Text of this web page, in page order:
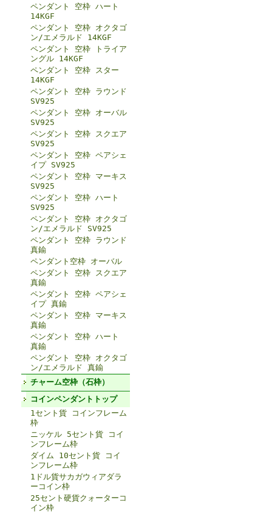
ペンダント 空枠 ハート
14KGF
ペンダント 空枠 オクタゴ
ン/エメラルド 14KGF
ペンダント 空枠 トライア
ングル 14KGF
ペンダント 空枠 スター
14KGF
ペンダント 空枠 ラウンド
SV925
ペンダント 空枠 オーバル
SV925
ペンダント 空枠 スクエア
SV925
ペンダント 空枠 ペアシェ
イプ SV925
ペンダント 空枠 マーキス
SV925
ペンダント 空枠 ハート
SV925
ペンダント 空枠 オクタゴ
ン/エメラルド SV925
ペンダント 空枠 ラウンド
真鍮
ペンダント空枠 オーバル
ペンダント 空枠 スクエア
真鍮
ペンダント 空枠 ペアシェ
イプ 真鍮
ペンダント 空枠 マーキス
真鍮
ペンダント 空枠 ハート
真鍮
ペンダント 空枠 オクタゴ
ン/エメラルド 真鍮
チャーム空枠（石枠）
コインペンダントトップ
1セント貨 コインフレーム
枠
ニッケル 5セント貨 コイ
ンフレーム枠
ダイム 10セント貨 コイ
ンフレーム枠
1ドル貨サカガウィアダラ
ーコイン枠
25セント硬貨クォーターコ
イン枠